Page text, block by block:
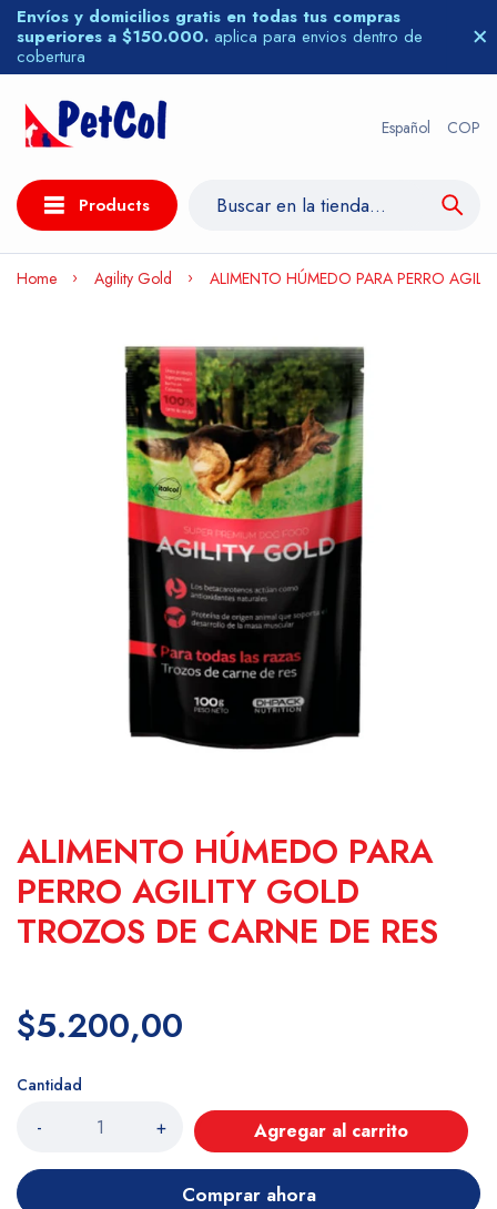
Envíos y domicilios gratis en todas tus compras
superiores a $150.000. aplica para envios dentro de
cobertura
Español COP
Products
Home Agility Gold ALIMENTO HÚMEDO PARA PERRO
ALIMENTO HÚMEDO PARA
PERRO AGILITY GOLD
TROZOS DE CARNE DE RES
$5.200,00
Cantidad
- + Agregar al carrito
Comprar ahora